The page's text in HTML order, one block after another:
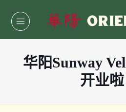
华阳Sunway
开业啦